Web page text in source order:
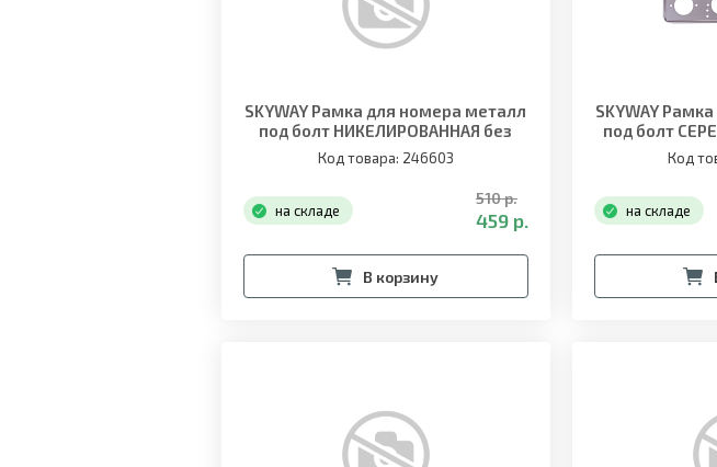
SKYWAY Рамка для номера металл
под болт НИКЕЛИРОВАННАЯ без
надписи
Код товара: 246603
на складе
510 р.
459 р.
В корзину
SKYWAY
под болт
Код
на складе